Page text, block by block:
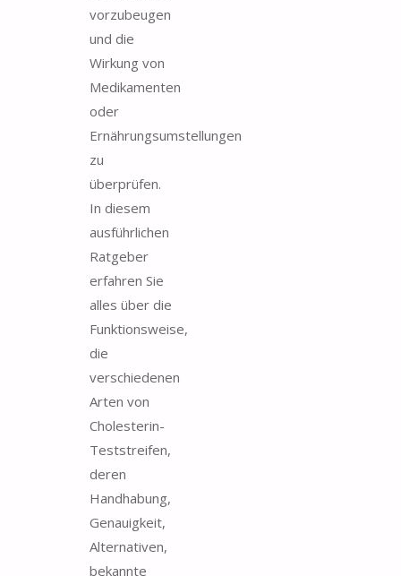
vorzubeugen
und die
Wirkung von
Medikamenten
oder
Ernährungsumstellungen
zu
überprüfen.
In diesem
ausführlichen
Ratgeber
erfahren Sie
alles über die
Funktionsweise,
die
verschiedenen
Arten von
Cholesterin-
Teststreifen,
deren
Handhabung,
Genauigkeit,
Alternativen,
bekannte